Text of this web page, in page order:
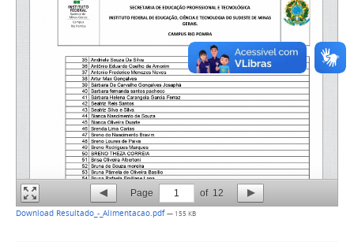
Page 1 of 12
Download Resultado_-_Alimentacao.pdf— 155 KB